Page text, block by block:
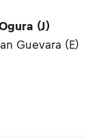
(J)
Guevara (E)